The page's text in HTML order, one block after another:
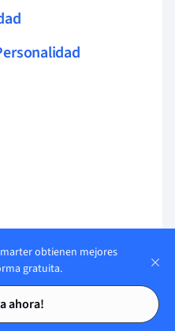
estudio
estudio
obtienen mejores
gratuita.
ahora!